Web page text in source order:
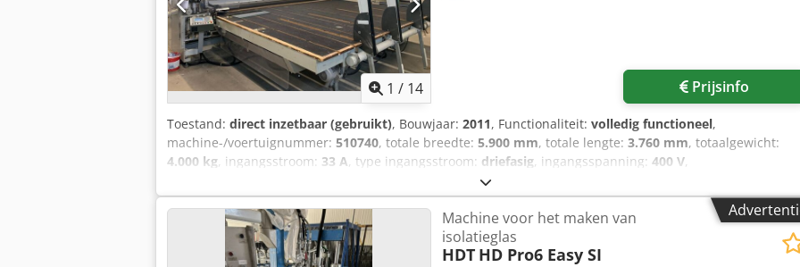
1 / 14 Prijsinfo
Toestand: direct inzetbaar (gebruikt), Bouwjaar: 2011, Functionaliteit: volledig functioneel,
machine-/voertuignummer: 510740, totale breedte: 5.900 mm, totale lengte: 3.760 mm, totaalgewicht:
4.000 kg, ingangsstroom: 33 A, type ingangsstroom: driefasig, ingangsspanning: 400 V,
, snijlengte (max.):
Year: 2011 Dsdpeu D Namsfx Agpeck 400V-43,2KW-10kA-50Hz-33A
Machine voor het maken van
isolatieglas
HDT HD Pro6 Easy SI